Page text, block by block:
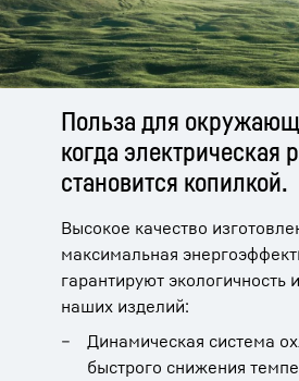
Польза для
когда электрическая
становится копилкой.
Высокое качество
максимальная
гарантируют экологичность
наших изделий:
Динамическая система
быстрого снижения